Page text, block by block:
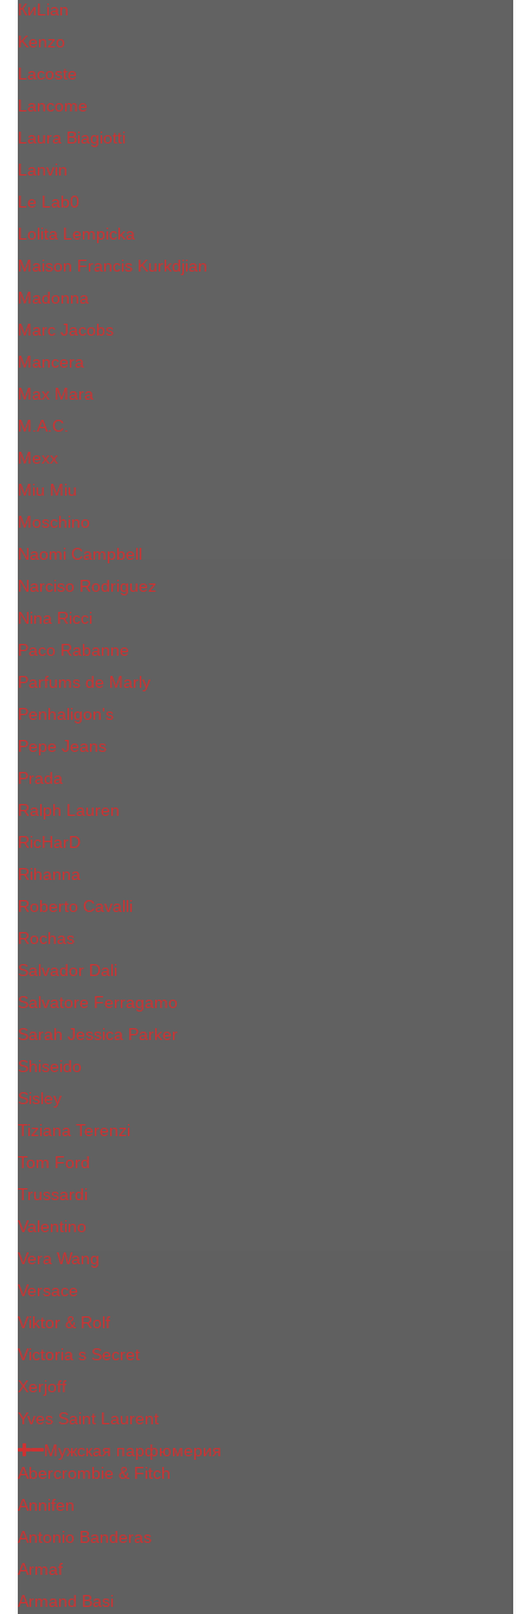
КиLian
Kenzo
Lacoste
Lancome
Laura Biagiotti
Lanvin
Lе Lab0
Lolita Lempicka
Maison Francis Kurkdjian
Madonna
Marc Jacobs
Mancera
Max Mara
M.А.C.
Mexx
Miu Miu
Mоsсhino
Naomi Campbell
Narciso Rodriguez
Nina Ricci
Paco Rabanne
Parfums de Marly
Penhaligon's
Pepe Jeans
Prada
Ralph Lauren
RicHarD
Rihanna
Roberto Cavalli
Rochas
Salvador Dali
Salvatore Ferragamo
Sarah Jessica Parker
Shiseido
Sisley
Tiziana Terenzi
Tom Ford
Trussardi
Valentino
Vera Wang
Versace
Viktor & Rolf
Victoria s Secret
Xerjoff
Yves Saint Laurent
Мужская парфюмерия
Abercrombie & Fitch
Annifen
Antonio Banderas
Armaf
Armand Basi